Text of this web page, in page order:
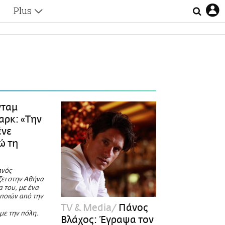
Plus
Οι Αθηναίοι
Απώλειες
Επιλογές
«Την
τη
στην Αθήνα
του, με ένα
από την
την πόλη.
TV & Media Πάνος
Βλάχος: Έγραψα τον